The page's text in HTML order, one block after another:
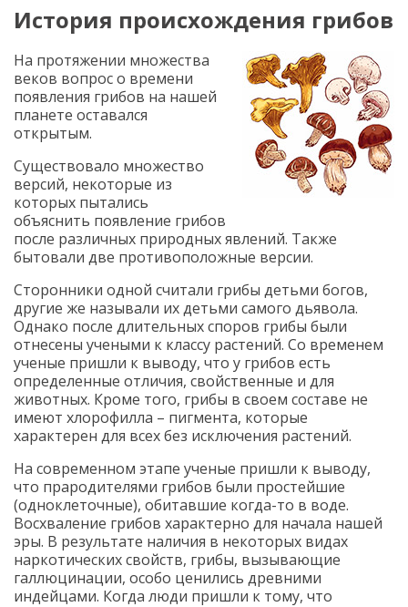
История происхождения грибов
На протяжении множества
веков вопрос о времени
появления грибов на нашей
планете оставался
открытым.
Существовало множество
версий, некоторые из
которых пытались
объяснить появление грибов
после различных природных явлений. Также
бытовали две противоположные версии.
Сторонники одной считали грибы детьми богов,
другие же называли их детьми самого дьявола.
Однако после длительных споров грибы были
отнесены учеными к классу растений. Со временем
ученые пришли к выводу, что у грибов есть
определенные отличия, свойственные и для
животных. Кроме того, грибы в своем составе не
имеют хлорофилла – пигмента, которые
характерен для всех без исключения растений.
На современном этапе ученые пришли к выводу,
что прародителями грибов были простейшие
(одноклеточные), обитавшие когда-то в воде.
Восхваление грибов характерно для начала нашей
эры. В результате наличия в некоторых видах
наркотических свойств, грибы, вызывающие
галлюцинации, особо ценились древними
индейцами. Когда люди пришли к тому, что